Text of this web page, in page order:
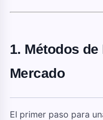
1. Métodos
Mercado
El primer paso para